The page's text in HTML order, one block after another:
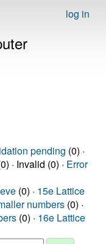
log in
pending (0) ·
· Invalid (0) · Error
(0) · 15e Lattice
numbers (0) ·
(0) · 16e Lattice